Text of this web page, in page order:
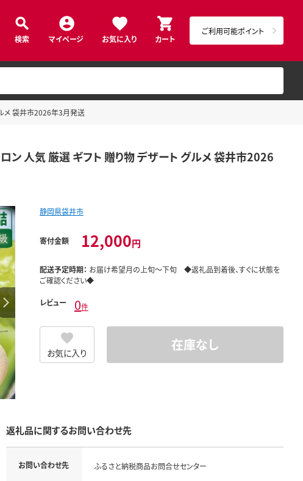
検索 マイページ お気に入り カート
ご利用可能ポイント
メ 袋井市2026年3月発送
ン 人気 厳選 ギフト 贈り物 デザート グルメ 袋井市2026
静岡県袋井市
寄付金額 12,000円
配送予定時期： お届け希望月の上旬～下旬 ◆返礼品到着後、すぐに状態を
ご確認ください◆
レビュー 0件
お気に入り 在庫なし
返礼品に関するお問い合わせ先
お問い合わせ先 ふるさと納税商品お問合せセンター